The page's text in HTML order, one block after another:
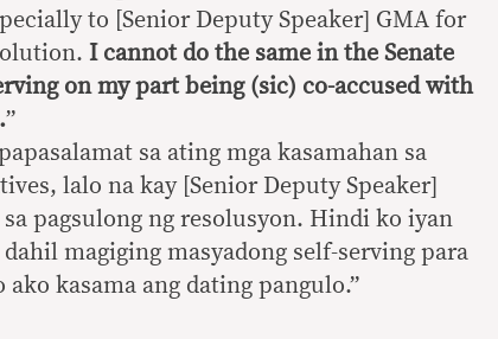
to [Senior Deputy Speaker] GMA for
I cannot do the same in the Senate
on my part being (sic) co-accused with
”
sa ating mga kasamahan sa
lalo na kay [Senior Deputy Speaker]
sa pagsulong ng resolusyon. Hindi ko iyan
dahil magiging masyadong self-serving para
ako kasama ang dating pangulo.”